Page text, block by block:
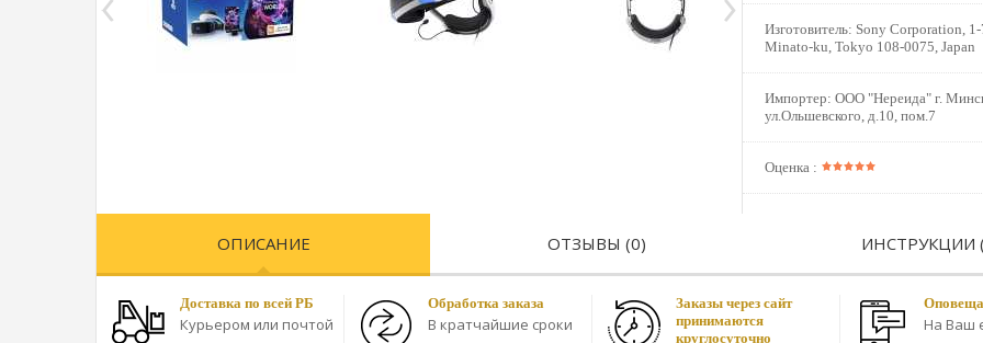
Изготовитель: Sony Corporation,
Minato-ku, Tokyo 108-0075, Japan
Импортер: ООО "Нереида" г.
ул.Ольшевского, д.10, пом.7
Оценка :
ОПИСАНИЕ ОТЗЫВЫ (0) ИНСТРУКЦИИ
Доставка по всей РБ
Курьером или почтой
Обработка заказа
В кратчайшие сроки
Заказы через сайт
принимаются
круглосуточно
На Ваш